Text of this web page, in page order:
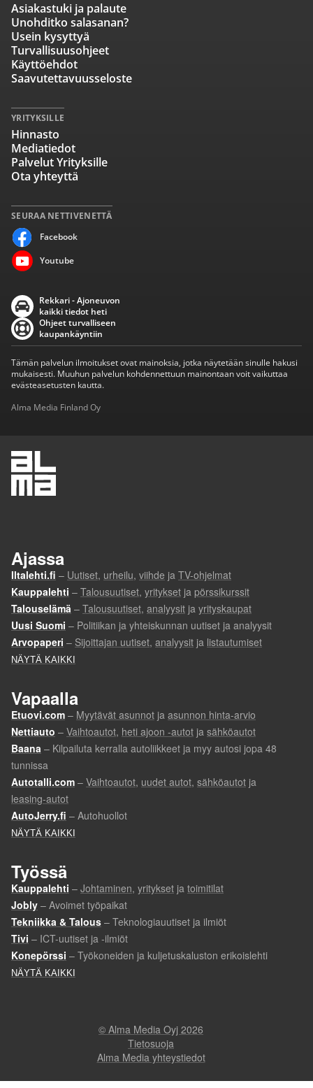
SEURAA NETTIVENETTÄ
Facebook
Youtube
Asiakastuki ja palaute
Unohditko salasanan?
Usein kysyttyä
Turvallisuusohjeet
Käyttöehdot
Saavutettavuusseloste
YRITYKSILLE
Hinnasto
Mediatiedot
Palvelut Yrityksille
Ota yhteyttä
Rekkari - Ajoneuvon
kaikki tiedot heti
Ohjeet turvalliseen
kaupankäyntiin
Tämän palvelun ilmoitukset ovat mainoksia, jotka näytetään sinulle hakusi
mukaisesti. Muuhun palvelun kohdennettuun mainontaan voit vaikuttaa
evästeasetusten kautta.
Alma Media Finland Oy